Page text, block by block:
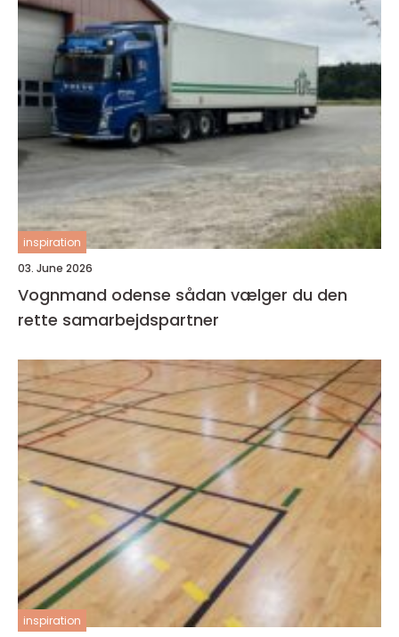
inspiration
03. June 2026
Vognmand odense sådan vælger du den
rette samarbejdspartner
inspiration